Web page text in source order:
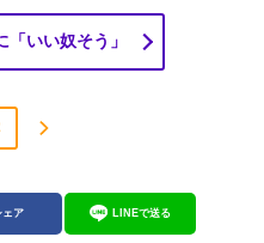
いい奴そう」
ェア LINEで送る